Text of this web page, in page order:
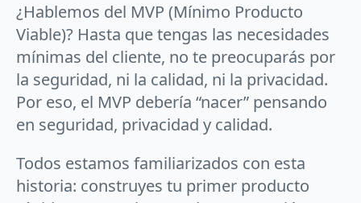
¿Hablemos del MVP (Mínimo Producto
Viable)? Hasta que tengas las necesidades
mínimas del cliente, no te preocuparás por
la seguridad, ni la calidad, ni la privacidad.
Por eso, el MVP debería “nacer” pensando
en seguridad, privacidad y calidad.
Todos estamos familiarizados con esta
historia: construyes tu primer producto